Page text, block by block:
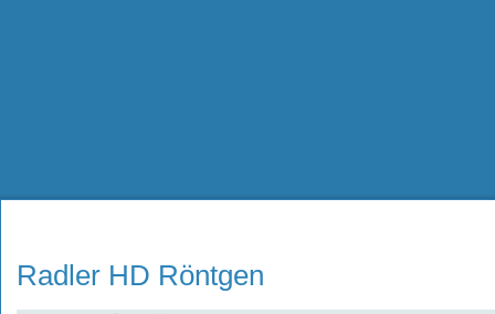
Radler HD Röntgen